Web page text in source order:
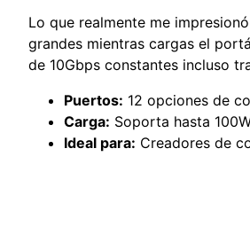
Lo que realmente me
grandes mientras cargas el
de 10Gbps constantes incluso
Puertos: 12 opciones de
Carga: Soporta hasta
Ideal para: Creadores de